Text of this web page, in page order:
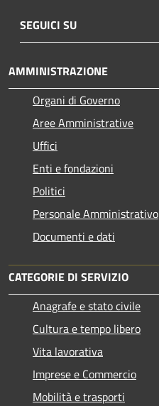
SEGUICI SU
AMMINISTRAZIONE
Organi di Governo
Aree Amministrative
Uffici
Enti e fondazioni
Politici
Personale Amministrativo
Documenti e dati
CATEGORIE DI SERVIZIO
Anagrafe e stato civile
Cultura e tempo libero
Vita lavorativa
Imprese e Commercio
Mobilità e trasporti